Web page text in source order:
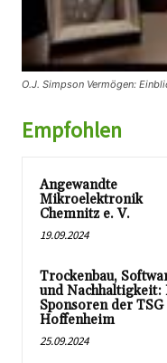
O.J. Simpson Vermögen:
Empfohlen
Angewandte
Mikroelektronik
Chemnitz e. V.
19.09.2024
Trockenbau,
und Nachhaltigkeit:
Sponsoren der TSG
Hoffenheim
25.09.2024